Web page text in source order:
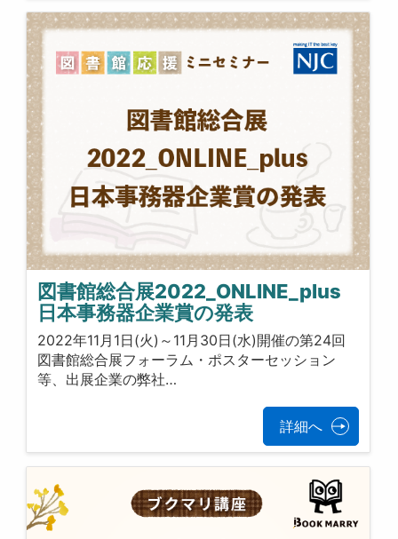
図書館総合展2022_ONLINE_plus
日本事務器企業賞の発表
2022年11月1日(火)～11月30日(水)開催の第24回
図書館総合展フォーラム・ポスターセッション
等、出展企業の弊社…
詳細へ